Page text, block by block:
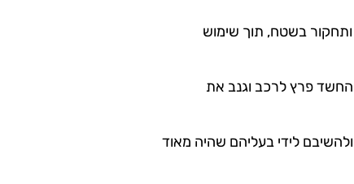
ותחקור בשטח, תוך שימוש
נגד תושב טירת כרמל בן 52, אשר לפי החשד פרץ לרכב וגנב את
לידי בעליהם שהיה מאוד